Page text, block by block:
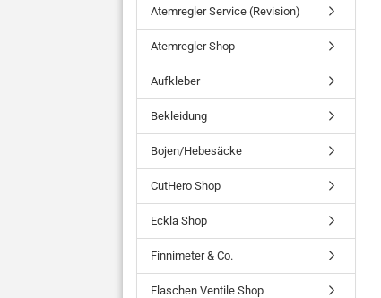
Atemregler Service (Revision)
Atemregler Shop
Aufkleber
Bekleidung
Bojen/Hebesäcke
CutHero Shop
Eckla Shop
Finnimeter & Co.
Flaschen Ventile Shop